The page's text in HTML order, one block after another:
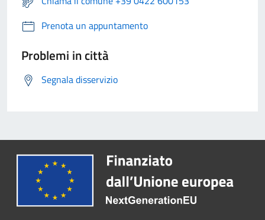
Prenota un appuntamento
Problemi in città
Segnala disservizio